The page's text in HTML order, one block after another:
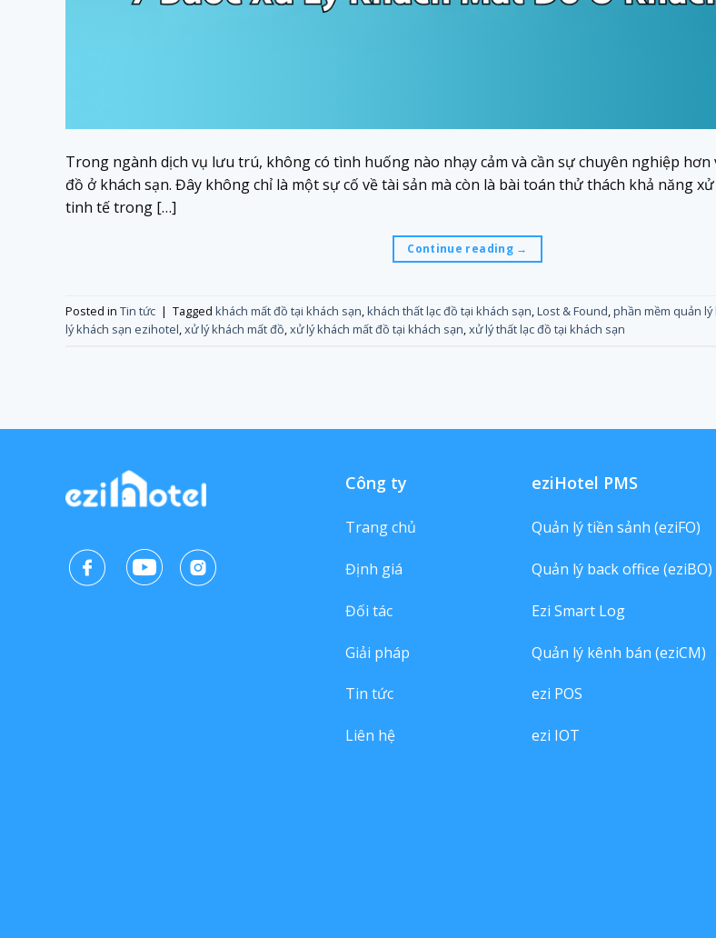
Trong ngành dịch vụ lưu trú, không có tình huống nào nhạy cảm và cần sự chuyên nghiệp hơn
đồ ở khách sạn. Đây không chỉ là một sự cố về tài sản mà còn là bài toán thử thách khả năng
tinh tế trong […]
Continue reading →
Posted in Tin tức | Tagged khách mất đồ tại khách sạn,khách thất lạc đồ tại khách sạn,Lost & Found,phần mềm quản lý
lý khách sạn ezihotel,xử lý khách mất đồ,xử lý khách mất đồ tại khách sạn,xử lý thất lạc đồ tại khách sạn
Công ty
Trang chủ
Định giá
Đối tác
Giải pháp
Tin tức
Liên hệ
eziHotel PMS
Quản lý tiền sảnh (eziFO)
Quản lý back office (eziBO)
Ezi Smart Log
Quản lý kênh bán (eziCM)
ezi POS
ezi IOT